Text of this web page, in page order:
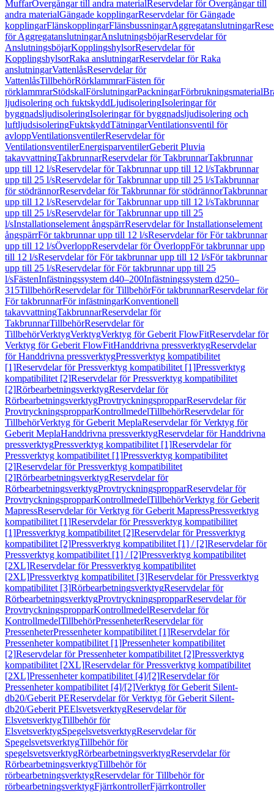
MuffarÖvergångar till andra materialReservdelar för Övergångar till
andra materialGängade kopplingarReservdelar för Gängade
kopplingarFlänskopplingarFlänsbussningarAggregatanslutningar
för AggregatanslutningarAnslutningsböjarReservdelar för
AnslutningsböjarKopplingshylsorReservdelar för
KopplingshylsorRaka anslutningarReservdelar för Raka
anslutningarVattenlåsReservdelar för
VattenlåsTillbehörRörklammrarFästen för
rörklammrarStödskalFörslutningarPackningarFörbrukningsmaterial
ljudisolering och fuktskyddLjudisoleringIsoleringar för
byggnadsljudisoleringIsoleringar för byggnadsljudisolering och
luftljudsisoleringFuktskyddTätningarVentilationsventil för
avloppVentilationsventilerReservdelar för
VentilationsventilerEnergisparventilerGeberit Pluvia
takavvattningTakbrunnarReservdelar för TakbrunnarTakbrunnar
upp till 12 l/sReservdelar för Takbrunnar upp till 12 l/sTakbrunnar
upp till 25 l/sReservdelar för Takbrunnar upp till 25 l/sTakbrunnar
för stödrännorReservdelar för Takbrunnar för stödrännorTakbrunnar
upp till 12 l/sReservdelar för Takbrunnar upp till 12 l/sTakbrunnar
upp till 25 l/sReservdelar för Takbrunnar upp till 25
l/sInstallationselement ångspärrReservdelar för Installationselement
ångspärrFör takbrunnar upp till 12 l/sReservdelar för För takbrunnar
upp till 12 l/sÖverloppReservdelar för ÖverloppFör takbrunnar upp
till 12 l/sReservdelar för För takbrunnar upp till 12 l/sFör takbrunnar
upp till 25 l/sReservdelar för För takbrunnar upp till 25
l/sFästenInfästningssystem d40–200Infästningssystem d250–
315TillbehörReservdelar för TillbehörFör takbrunnarReservdelar för
För takbrunnarFör infästningarKonventionell
takavvattningTakbrunnarReservdelar för
TakbrunnarTillbehörReservdelar för
TillbehörVerktygVerktygVerktyg för Geberit FlowFitReservdelar för
Verktyg för Geberit FlowFitHanddrivna pressverktygReservdelar
för Handdrivna pressverktygPressverktyg kompatibilitet
[1]Reservdelar för Pressverktyg kompatibilitet [1]Pressverktyg
kompatibilitet [2]Reservdelar för Pressverktyg kompatibilitet
[2]RörbearbetningsverktygReservdelar för
RörbearbetningsverktygProvtryckningspropparReservdelar för
ProvtryckningspropparKontrollmedelTillbehörReservdelar för
TillbehörVerktyg för Geberit MeplaReservdelar för Verktyg för
Geberit MeplaHanddrivna pressverktygReservdelar för Handdrivna
pressverktygPressverktyg kompatibilitet [1]Reservdelar för
Pressverktyg kompatibilitet [1]Pressverktyg kompatibilitet
[2]Reservdelar för Pressverktyg kompatibilitet
[2]RörbearbetningsverktygReservdelar för
RörbearbetningsverktygProvtryckningspropparReservdelar för
ProvtryckningspropparKontrollmedelTillbehörVerktyg för Geberit
MapressReservdelar för Verktyg för Geberit MapressPressverktyg
kompatibilitet [1]Reservdelar för Pressverktyg kompatibilitet
[1]Pressverktyg kompatibilitet [2]Reservdelar för Pressverktyg
kompatibilitet [2]Pressverktyg kompatibilitet [1] / [2]Reservdelar för
Pressverktyg kompatibilitet [1] / [2]Pressverktyg kompatibilitet
[2XL]Reservdelar för Pressverktyg kompatibilitet
[2XL]Pressverktyg kompatibilitet [3]Reservdelar för Pressverktyg
kompatibilitet [3]RörbearbetningsverktygReservdelar för
RörbearbetningsverktygProvtryckningspropparReservdelar för
ProvtryckningspropparKontrollmedelReservdelar för
KontrollmedelTillbehörPressenheterReservdelar för
PressenheterPressenheter kompatibilitet [1]Reservdelar för
Pressenheter kompatibilitet [1]Pressenheter kompatibilitet
[2]Reservdelar för Pressenheter kompatibilitet [2]Pressverktyg
kompatibilitet [2XL]Reservdelar för Pressverktyg kompatibilitet
[2XL]Pressenheter kompatibilitet [4]/[2]Reservdelar för
Pressenheter kompatibilitet [4]/[2]Verktyg för Geberit Silent-
db20/Geberit PEReservdelar för Verktyg för Geberit Silent-
db20/Geberit PEElsvetsverktygReservdelar för
ElsvetsverktygTillbehör för
ElsvetsverktygSpegelsvetsverktygReservdelar för
SpegelsvetsverktygTillbehör för
spegelsvetsverktygRörbearbetningsverktygReservdelar för
RörbearbetningsverktygTillbehör för
rörbearbetningsverktygReservdelar för Tillbehör för
rörbearbetningsverktygFjärrkontrollerFjärrkontroller